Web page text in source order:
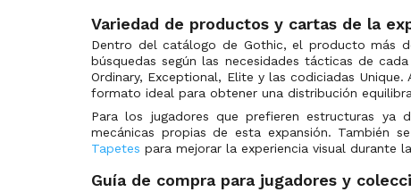
Variedad de productos y cartas de la
Dentro del catálogo de Gothic, el producto más
búsquedas según las necesidades tácticas de
Ordinary, Exceptional, Elite y las codiciadas
formato ideal para obtener una distribución
Para los jugadores que prefieren estructuras ya
mecánicas propias de esta expansión. También
Tapetes para mejorar la experiencia visual durante
Guía de compra para jugadores y